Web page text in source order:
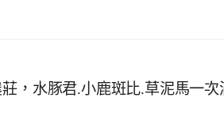
，水豚君.小鹿斑比.草泥馬一